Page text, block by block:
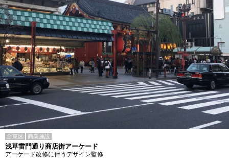
台東区 商業施設
浅草雷門通り商店街アーケード
アーケード改修に伴うデザイン監修